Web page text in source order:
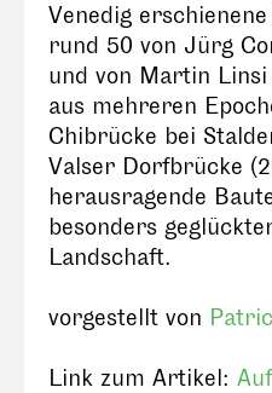
Venedig
rund 50 von Jürg
und von Martin
aus mehreren
Chibrücke bei
Valser Dorfbrücke
herausragende
besonders
Landschaft.
vorgestellt von
Link zum Artikel: